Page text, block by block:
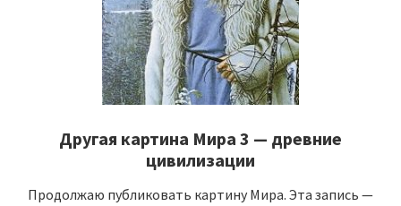
Другая картина Мира 3 — древние
цивилизации
Продолжаю публиковать картину Мира. Эта запись —